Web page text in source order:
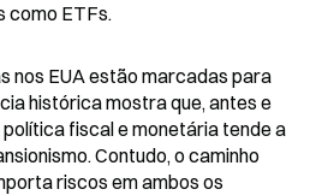
como ETFs.
nos EUA estão marcadas para
histórica mostra que, antes e
fiscal e monetária tende a
Contudo, o caminho
riscos em ambos os